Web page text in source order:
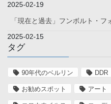
2025-02-19
「現在と過去」フンボルト・フ
2025-02-15
タグ
90年代のベルリン DDR
お勧めスポット アート